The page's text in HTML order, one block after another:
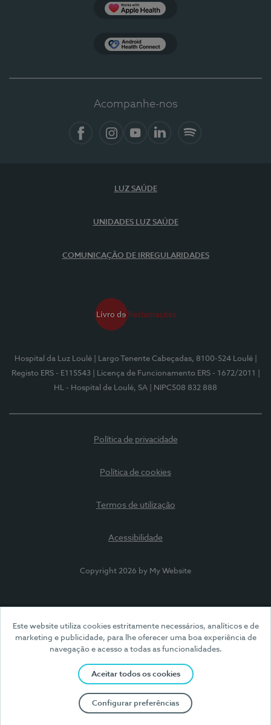
Este website utiliza cookies estritamente necessários, analíticos e de
marketing e publicidade, para lhe oferecer uma boa experiência de
navegação e acesso a todas as funcionalidades.
Aceitar todos os cookies
Configurar preferências
Acompanhe-nos
LUZ SAÚDE
UNIDADES LUZ SAÚDE
COMUNICAÇÃO DE IRREGULARIDADES
Hospital da Luz Loulé | Largo Tenente Cabeçadas, 8100-524 Loulé
Registo ERS - E115543
| Licença de Funcionamento ERS - 1672/2011
HL - Hospital de Loulé, SA
| NIPC508 832 888
Política de privacidade
Política de cookies
Termos de utilização
Acessibilidade
Copyright 2026 by My Website